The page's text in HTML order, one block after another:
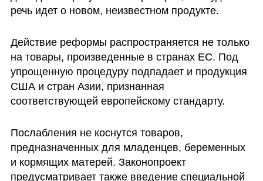
речь идет о новом, неизвестном продукте.
Действие реформы распространяется не только
на товары, произведенные в странах ЕС. Под
упрощенную процедуру подпадает и продукция
США и стран Азии, признанная
соответствующей европейскому стандарту.
Послабления не коснутся товаров,
предназначенных для младенцев, беременных
и кормящих матерей. Законопроект
предусматривает также введение специальной